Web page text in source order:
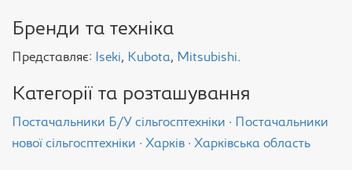
Бренди та техніка
Представляє: Iseki, Kubota, Mitsubishi.
Категорії та розташування
Постачальники Б/У сільгосптехніки ·
Постачальники
нової сільгосптехніки · Харків · Харківська область